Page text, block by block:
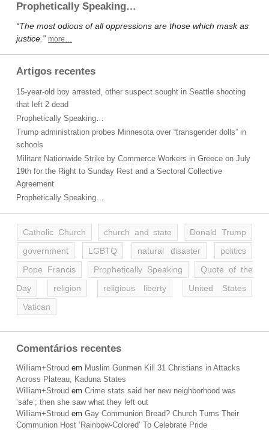
Prophetically Speaking…
“The most odious of all oppressions are those which mask as
justice.” more…
Artigos recentes
15-year-old boy arrested, other suspect sought in Seattle shooting
that left 2 dead
Prophetically Speaking…
Trump administration probes Minnesota over “transgender dolls” in
schools
Militant Nationwide Strike by Commerce Workers in Greece on July
19th for the Right to Sunday Rest and a Sectoral Collective
Agreement
Prophetically Speaking…
Catholic Church church and state
Donald Trump
government
LGBTQ natural disaster
politics
Pope Francis
Prophetically Speaking
Quote of the
Day
religion religious liberty
United States
Vatican
Comentários recentes
William+Stroud em Muslim Gunmen Kill 31 Christians in Attacks
Across Plateau, Kaduna States
William+Stroud em Crime stats said her new neighborhood was
‘safe’; then she saw what they left out
William+Stroud em Gay Communion Bread? Church Turns Their
Communion Host ‘Rainbow-Colored’ To Celebrate Pride